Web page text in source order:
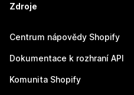
Zdroje
Centrum nápovědy Shopify
Dokumentace k rozhraní API
Komunita Shopify